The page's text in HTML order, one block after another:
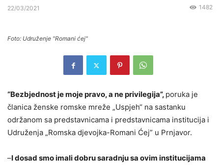
22/03/2021 1482
Foto: Udruženje "Romani ćej"
“Bezbjednost je moje pravo, a ne privilegija”, poruka je
članica ženske romske mreže „Uspjeh“ na sastanku
održanom sa predstavnicama i predstavnicama institucija i
Udruženja „Romska djevojka-Romani Ćej” u Prnjavor.
–I dosad smo imali dobru saradnju sa ovim institucijama